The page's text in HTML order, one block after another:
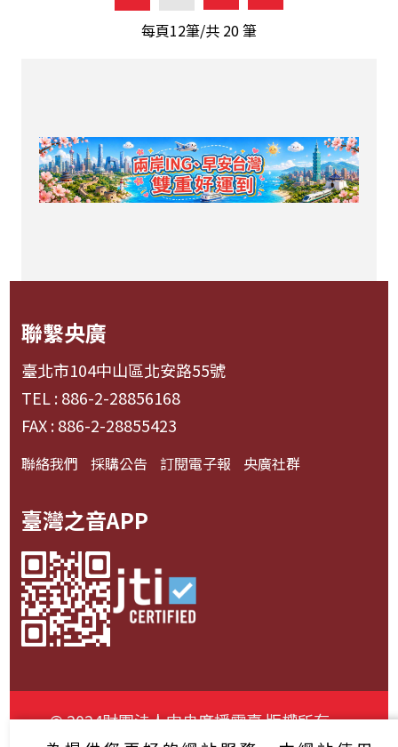
每頁12筆/共 20筆
聯繫央廣
臺北市104中山區北安路55號
TEL : 886-2-28856168
FAX : 886-2-28855423
聯絡我們 採購公告 訂閱電子報 央廣社群
臺灣之音APP
© 2024財團法人中央廣播電臺 版權所有